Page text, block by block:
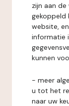
zijn aan
gekoppeld
website,
informatie
kunnen
- meer
u tot het
naar uw